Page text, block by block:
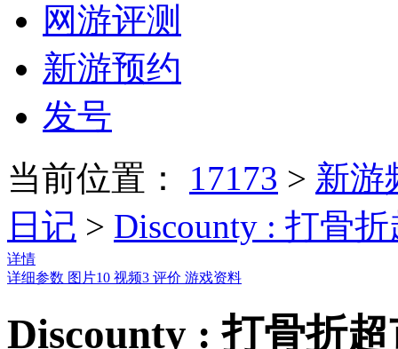
网游评测
新游预约
发号
当前位置： 17173 > 新游
日记 > Discounty : 打骨
详情
详细参数 图片10 视频3 评价 游戏资料
Discounty : 打骨折